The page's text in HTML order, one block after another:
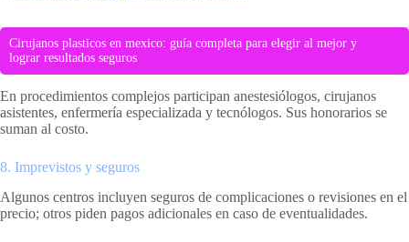
Cirujanos plasticos en mexico: guía completa para elegir al mejor y
lograr resultados seguros
En procedimientos complejos participan anestesiólogos, cirujanos
asistentes, enfermería especializada y tecnólogos. Sus honorarios se
suman al costo.
8. Imprevistos y seguros
Algunos centros incluyen seguros de complicaciones o revisiones en el
precio; otros piden pagos adicionales en caso de eventualidades.